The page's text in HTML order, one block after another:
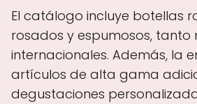
El catálogo incluye botellas
rosados y espumosos, tanto
internacionales. Además, la
artículos de alta gama
degustaciones